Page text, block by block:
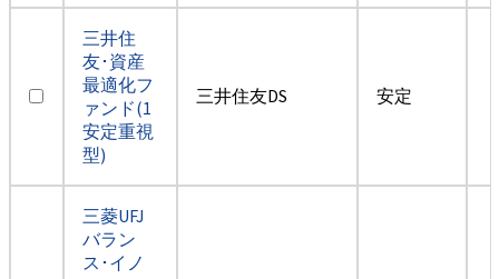
三井住
友･資産
最適化フ
ァンド(1
安定重視
型)
三井住友DS 安定
三菱UFJ
バラン
ス･イノ